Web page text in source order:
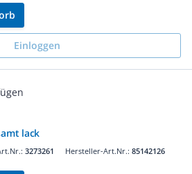
Einloggen
lack
3273261 Hersteller-Art.Nr.: 85142126